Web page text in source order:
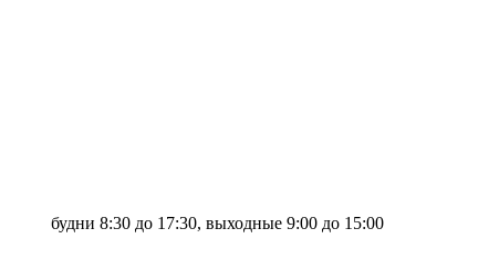
будни 8:30 до 17:30, выходные 9:00 до 15:00